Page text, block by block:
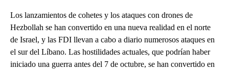
Los lanzamientos de cohetes y los ataques con drones de
Hezbollah se han convertido en una nueva realidad en el norte
de Israel, y las FDI llevan a cabo a diario numerosos ataques en
el sur del Líbano. Las hostilidades actuales, que podrían haber
iniciado una guerra antes del 7 de octubre, se han convertido en